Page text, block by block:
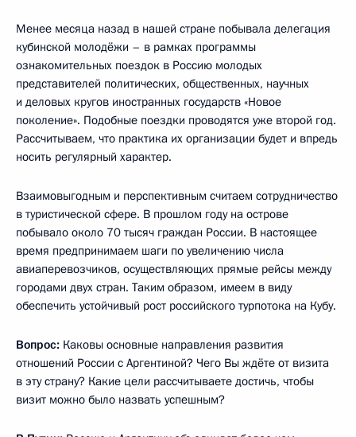
Менее месяца назад в нашей стране побывала делегация
кубинской молодёжи – в рамках программы
ознакомительных поездок в Россию молодых
представителей политических, общественных, научных
и деловых кругов иностранных государств «Новое
поколение». Подобные поездки проводятся уже второй год.
Рассчитываем, что практика их организации будет и впредь
носить регулярный характер.
Взаимовыгодным и перспективным считаем сотрудничество
в туристической сфере. В прошлом году на острове
побывало около 70 тысяч граждан России. В настоящее
время предпринимаем шаги по увеличению числа
авиаперевозчиков, осуществляющих прямые рейсы между
городами двух стран. Таким образом, имеем в виду
обеспечить устойчивый рост российского турпотока на Кубу.
Вопрос: Каковы основные направления развития
отношений России с Аргентиной? Чего Вы ждёте от визита
в эту страну? Какие цели рассчитываете достичь, чтобы
визит можно было назвать успешным?